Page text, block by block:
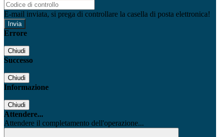
E-mail inviata, si prega di controllare la casella di posta elettronica!
Errore
Chiudi
Successo
Chiudi
Informazione
Chiudi
Attendere...
Attendere il completamento dell'operazione...